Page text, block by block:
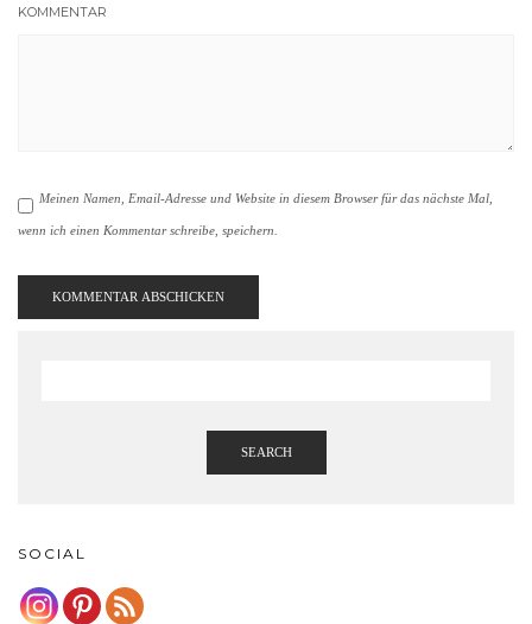
KOMMENTAR
Meinen Namen, Email-Adresse und Website in diesem Browser für das nächste Mal,
wenn ich einen Kommentar schreibe, speichern.
SEARCH
SOCIAL